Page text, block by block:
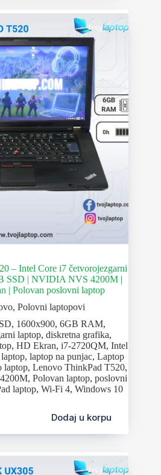
– Intel Core i7 četvorojezgarni
SSD | NVIDIA NVS 4200M |
| Polovan poslovni laptop
, Polovni laptopovi
, 1600x900, 6GB RAM,
laptop, diskretna grafika,
, HD Ekran, i7-2720QM, Intel
, laptop na punjac, Laptop
laptop, Lenovo ThinkPad T520,
, Polovan laptop, poslovni
laptop,Wi-Fi 4,Windows 10
Dodaj u korpu